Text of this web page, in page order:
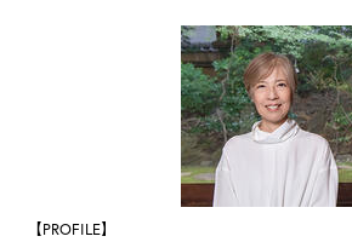
【PROFILE】